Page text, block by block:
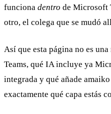
funciona dentro de Microsoft
otro, el colega que se mudó
Así que esta página no es
Teams, qué IA incluye ya
integrada y qué añade
exactamente qué capa estás